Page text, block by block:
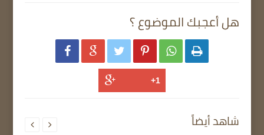
هل أعجبك الموضوع ؟
     
شاهد أيضاً  